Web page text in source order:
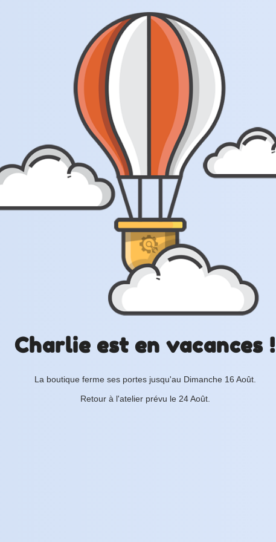
Charlie est en vacances !
La boutique ferme ses portes jusqu'au Dimanche 16 Août.
Retour à l'atelier prévu le 24 Août.